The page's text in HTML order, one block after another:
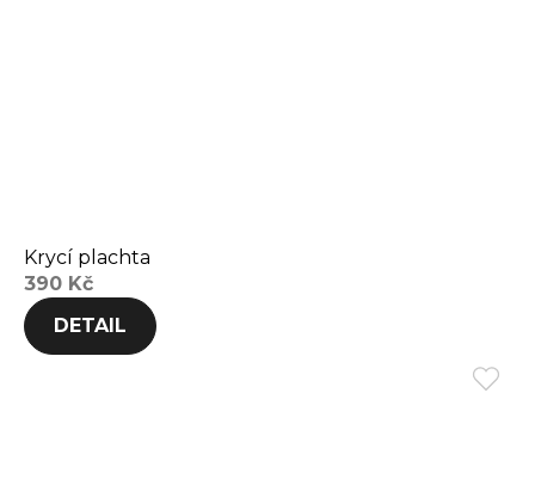
Krycí plachta
390 Kč
DETAIL